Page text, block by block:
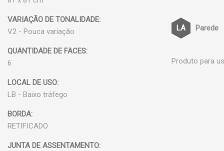
VARIAÇÃO DE TONALIDADE:
V2 - Pouca variação
QUANTIDADE DE FACES:
6
LOCAL DE USO:
LB - Baixo tráfego
BORDA:
RETIFICADO
JUNTA DE ASSENTAMENTO:
Parede
Produto para